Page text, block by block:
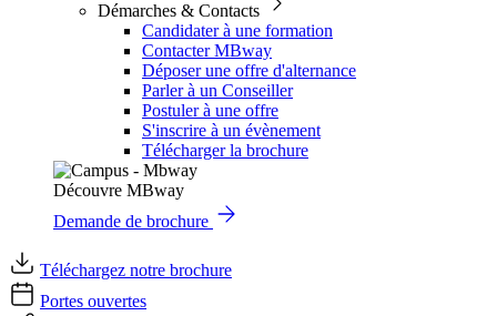
Démarches & Contacts
Candidater à une formation
Contacter MBway
Déposer une offre d'alternance
Parler à un Conseiller
Postuler à une offre
S'inscrire à un évènement
Télécharger la brochure
Découvre MBway
Demande de brochure
Téléchargez notre brochure
Portes ouvertes